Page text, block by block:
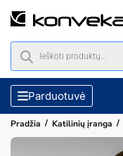
Parduotuvė
Pradžia / Katilinių įranga /